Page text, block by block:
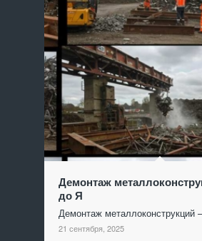
Демонтаж
до Я
Демонтаж
21 сентября, 2025